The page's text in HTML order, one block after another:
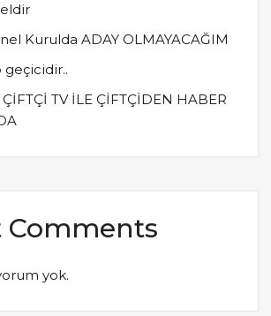
Kurulda ADAY OLMAYACAĞIM
ÇİFTÇİ TV İLE ÇİFTÇİDEN HABER
Comments
yok.